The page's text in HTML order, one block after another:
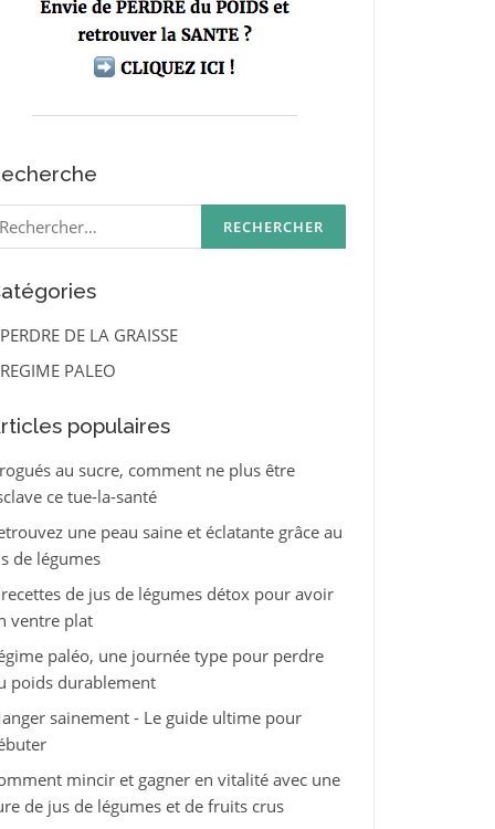
:
PERDRE DE LA GRAISSE
REGIME PALEO
populaires
au sucre, comment ne plus être
ce tue-la-santé
une peau saine et éclatante grâce au
de légumes
de jus de légumes détox pour avoir
ventre plat
paléo, une journée type pour perdre
poids durablement
sainement - Le guide ultime pour
mincir et gagner en vitalité avec une
de jus de légumes et de fruits crus